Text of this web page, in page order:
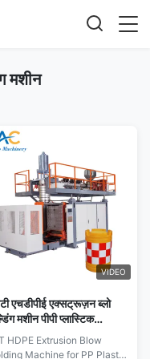
मशीन
VIDEO
एचडीपीई एक्सट्रूज़न ब्लो
मशीन पीपी प्लास्टिक
मशीन ODM
HDPE Extrusion Blow
Machine for PP Plastic